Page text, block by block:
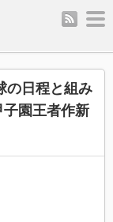
rss
の日程と組み
園王者作新